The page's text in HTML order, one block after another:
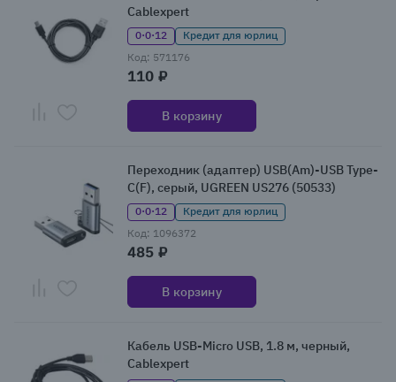
Cablexpert
0·0·12
Кредит для юрлиц
Код: 571176
110 ₽
В корзину
Переходник (адаптер) USB(Am)-USB Type-
C(F), серый, UGREEN US276 (50533)
0·0·12
Кредит для юрлиц
Код: 1096372
485 ₽
В корзину
Кабель USB-Micro USB, 1.8 м, черный,
Cablexpert